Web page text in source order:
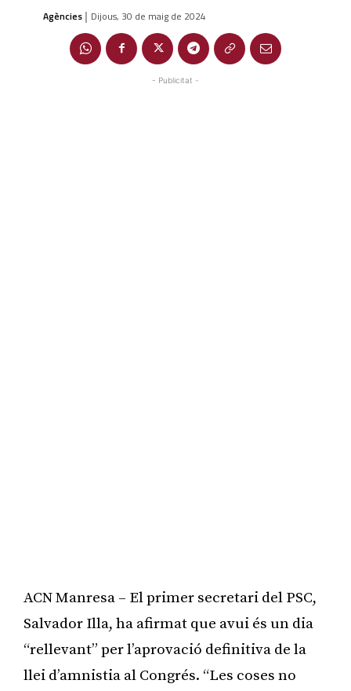
Agències | Dijous, 30 de maig de 2024
- Publicitat -
ACN Manresa – El primer secretari del PSC,
Salvador Illa, ha afirmat que avui és un dia
“rellevant” per l’aprovació definitiva de la
llei d’amnistia al Congrés. “Les coses no